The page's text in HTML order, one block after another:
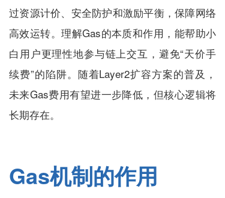
过资源计价、安全防护和激励平衡，保障网络
高效运转。理解Gas的本质和作用，能帮助小
白用户更理性地参与链上交互，避免“天价手
续费”的陷阱。随着Layer2扩容方案的普及，
未来Gas费用有望进一步降低，但核心逻辑将
长期存在。
Gas机制的作用